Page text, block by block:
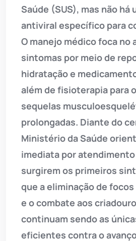
Saúde (SUS), mas não
antiviral específico para
O manejo médico foca no
sintomas por meio de
hidratação e
além de fisioterapia para
sequelas
prolongadas. Diante do
Ministério da Saúde
imediata por
surgirem os primeiros
que a eliminação de focos
e o combate aos
continuam sendo as
eficientes contra o